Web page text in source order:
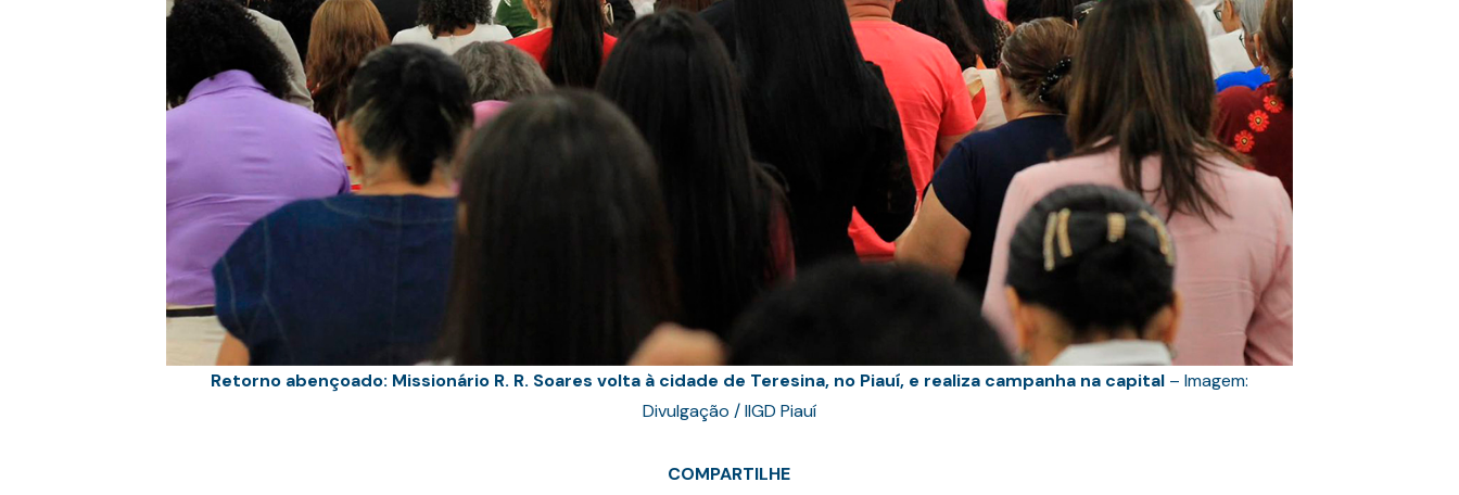
Retorno abençoado: Missionário R. R. Soares volta à cidade de Teresina, no Piauí, e realiza campanha na capital– Imagem:
Divulgação / IIGD Piauí
COMPARTILHE